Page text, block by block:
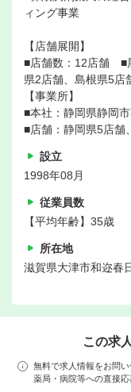
ィング事業
【店舗展開】
■店舗数：12店舗 ■
県2店舗、島根県5店
【事業所】
■本社：静岡県静岡
■店舗：静岡県5店舗
設立
1998年08月
従業員数
【平均年齢】35歳
所在地
滋賀県大津市和迩春
この求
無料で求人情報をお問い
薬局・病院等への直接